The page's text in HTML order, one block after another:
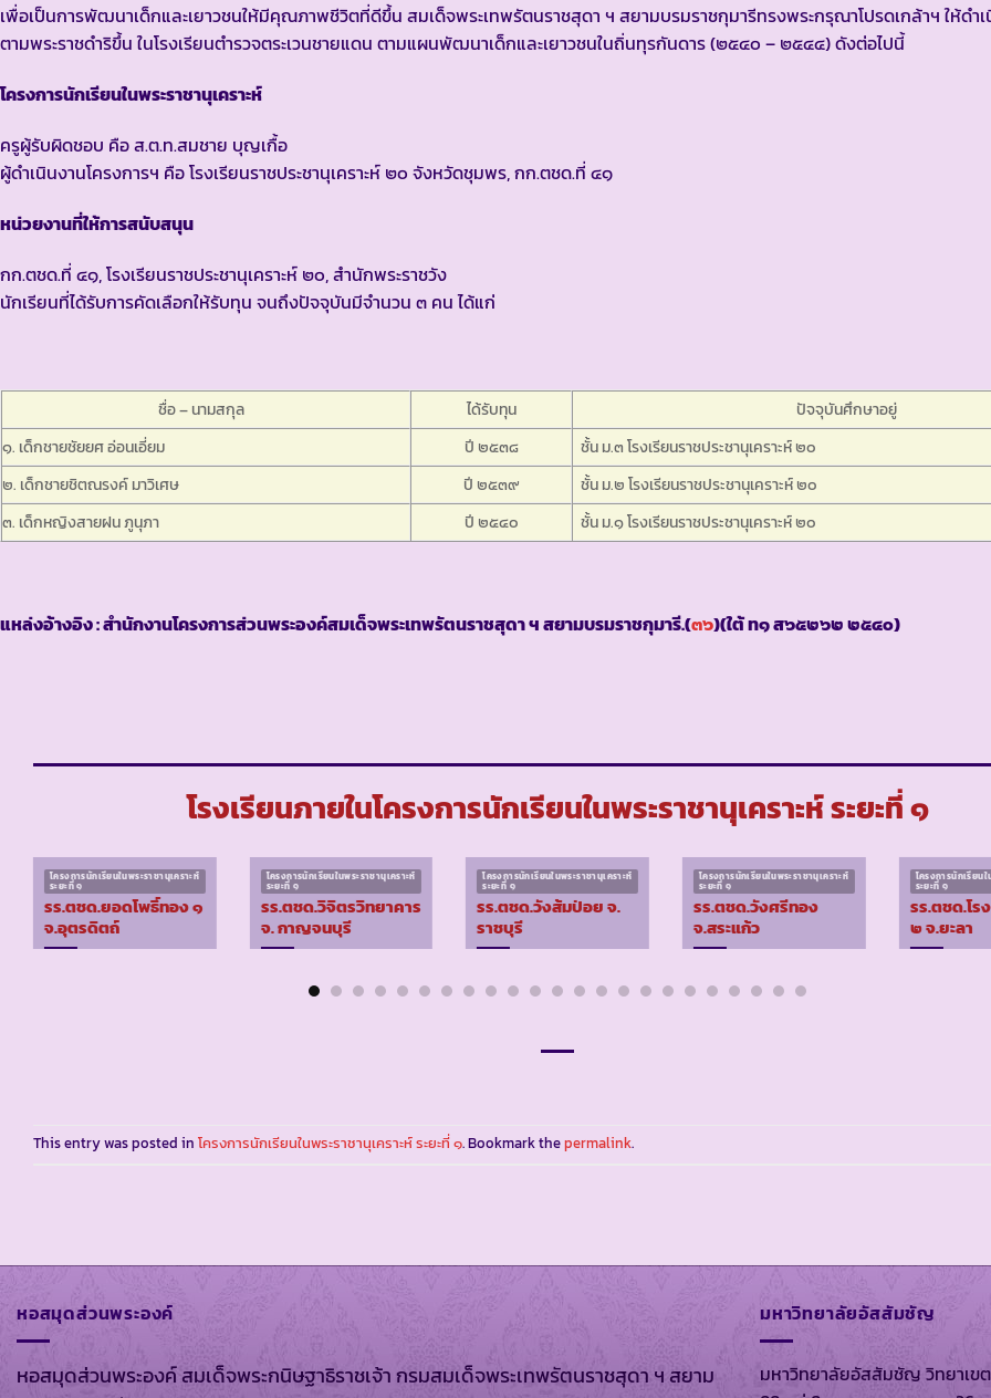
เพื่อเป็นการพัฒนาเด็กและเยาวชนให้มีคุณภาพชีวิตที่ดีขึ้น สมเด็จพระเทพรัตนราชสุดา ฯ สยามบรมราชกุมารีทรงพระกรุณาโปรดเกล้าฯ ให้ดำเ
ตามพระราชดำริขึ้น ในโรงเรียนตำรวจตระเวนชายแดน ตามแผนพัฒนาเด็กและเยาวชนในถิ่นทุรกันดาร (๒๕๔๐ – ๒๕๔๔) ดังต่อไปนี้
โครงการนักเรียนในพระราชานุเคราะห์
ครูผู้รับผิดชอบ คือ ส.ต.ท.สมชาย บุญเกื้อ
ผู้ดำเนินงานโครงการฯ คือ โรงเรียนราชประชานุเคราะห์ ๒๐ จังหวัดชุมพร, กก.ตชด.ที่ ๔๑
หน่วยงานที่ให้การสนับสนุน
กก.ตชด.ที่ ๔๑, โรงเรียนราชประชานุเคราะห์ ๒๐, สำนักพระราชวัง
นักเรียนที่ได้รับการคัดเลือกให้รับทุน จนถึงปัจจุบันมีจำนวน ๓ คน ได้แก่
ชื่อ – นามสกุล ได้รับทุน
ปัจจุบันศึกษาอยู่
๑. เด็กชายชัยยศ อ่อนเอี่ยม
ปี ๒๕๓๘
ชั้น ม.๓ โรงเรียนราชประชานุเคราะห์ ๒๐
๒. เด็กชายชิตณรงค์ มาวิเศษ
ปี ๒๕๓๙
ชั้น ม.๒ โรงเรียนราชประชานุเคราะห์ ๒๐
๓. เด็กหญิงสายฝน ภูนุภา
ปี ๒๕๔๐ ชั้น ม.๑ โรงเรียนราชประชานุเคราะห์ ๒๐
แหล่งอ้างอิง : สำนักงานโครงการส่วนพระองค์สมเด็จพระเทพรัตนราชสุดา ฯ สยามบรมราชกุมารี.(๓๖)(ใต้ ท๑ ส๖๕๒๖๒ ๒๕๔๐)
โรงเรียนภายในโครงการนักเรียนในพระราชานุเคราะห์ ระยะที่ ๑
โครงการนักเรียนในพระราชานุเคราะห์
ระยะที่ ๑
รร.ตชด.ยอดโพธิ์ทอง ๑
จ.อุตรดิตถ์
โครงการนักเรียนในพระราชานุเคราะห์
ระยะที่ ๑
รร.ตชด.วิจิตรวิทยาคาร
จ. กาญจนบุรี
โครงการนักเรียนในพระราชานุเคราะห์
ระยะที่ ๑
รร.ตชด.วังส้มป่อย จ.
ราชบุรี
โครงการนักเรียนในพระราชานุเคราะห์
ระยะที่ ๑
รร.ตชด.วังศรีทอง
จ.สระแก้ว
โครงการนักเรียนใ
ระยะที่ ๑
รร.ตชด.โร
๒ จ.ยะลา
This entry was posted in โครงการนักเรียนในพระราชานุเคราะห์ ระยะที่ ๑. Bookmark thepermalink.
หอสมุดส่วนพระองค์
หอสมุดส่วนพระองค์ สมเด็จพระกนิษฐาธิราชเจ้า กรมสมเด็จพระเทพรัตนราชสุดา ฯ สยาม
มหาวิทยาลัยอัสสัมชัญ
มหาวิทยาลัยอัสสัมชัญ วิทยาเข